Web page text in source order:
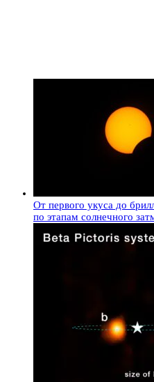
От первого укуса до
по этапам солнечного